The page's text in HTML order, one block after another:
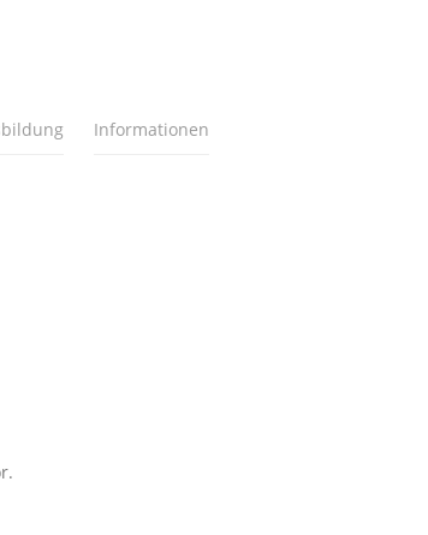
Informationen